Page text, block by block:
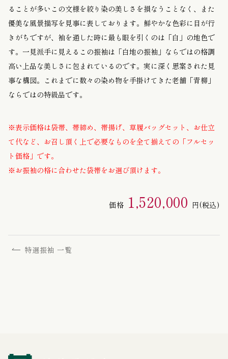
ることが多いこの文様を絞り染の美しさを損なうことなく、また
優美な風景描写を見事に表しております。鮮やかな色彩に目が行
きがちですが、袖を通した時に最も眼を引くのは「白」の地色で
す。一見派手に見えるこの振袖は「白地の振袖」ならではの格調
高い上品な美しさに包まれているのです。実に深く思案された見
事な構図。これまでに数々の染め物を手掛けてきた老舗「青柳」
ならではの特級品です。
※表示価格は袋帯、帯締め、帯揚げ、草履バッグセット、お仕立
て代など、お召し頂く上で必要なものを全て揃えての「フルセッ
ト価格」です。
※お振袖の格に合わせた袋帯をお選び頂けます。
価格 1,520,000 円(税込)
特選振袖 一覧